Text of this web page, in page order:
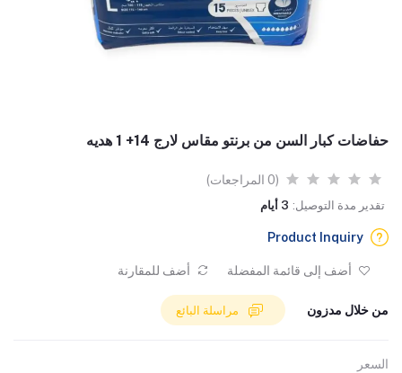
حفاضات كبار السن من برنتو مقاس لارج 14+ 1 هديه
(0 المراجعات)
تقدير مدة التوصيل: 3 أيام
Product Inquiry
أضف إلى قائمة المفضلة أضف للمقارنة
من خلال مدزون
السعر